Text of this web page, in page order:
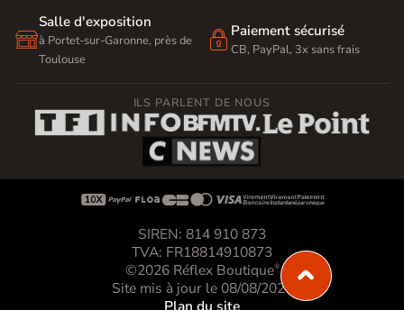

Salle d'exposition
à Portet-sur-Garonne, près de
Toulouse
 Paiement sécurisé
CB, PayPal, 3x sans frais
ILS PARLENT DE NOUS

SIREN: 814 910 873
TVA: FR18814910873
©2026 Réflex Boutique®
Site mis à jour le 08/08/2026